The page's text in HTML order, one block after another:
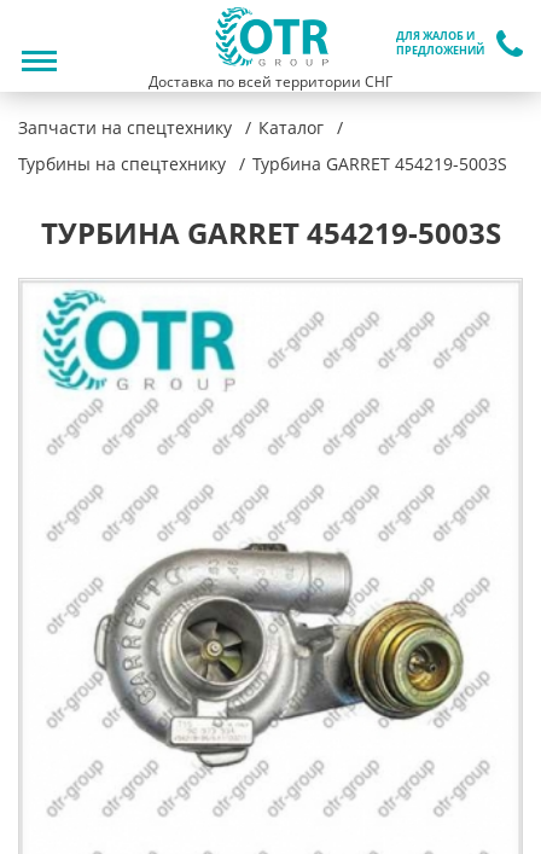
ДЛЯ ЖАЛОБ И
ПРЕДЛОЖЕНИЙ
Доставка по всей территории СНГ
Запчасти на спецтехнику
Каталог
Турбины на спецтехнику
Турбина GARRET 454219-5003S
ТУРБИНА GARRET 454219-5003S